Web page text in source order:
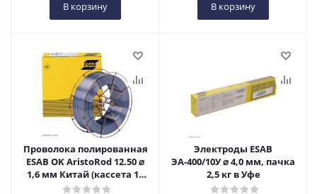
В корзину В корзину
Проволока полированная
ESAB OK AristoRod 12.50 ⌀
1,6 мм Китай (кассета 18
кг) в Уфе
Электроды ESAB
ЭА-400/10У ⌀ 4,0 мм, пачка
2,5 кг в Уфе